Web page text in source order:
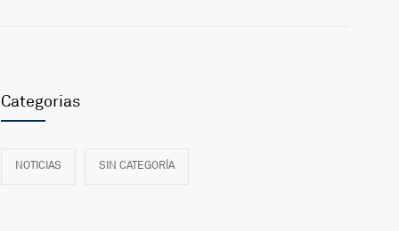
Categorias
NOTICIAS SIN CATEGORÍA